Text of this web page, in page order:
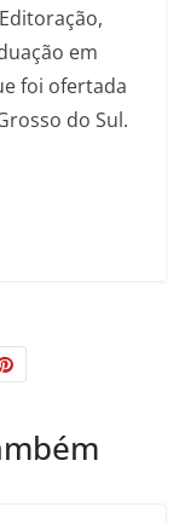
em
foi ofertada
do Sul.